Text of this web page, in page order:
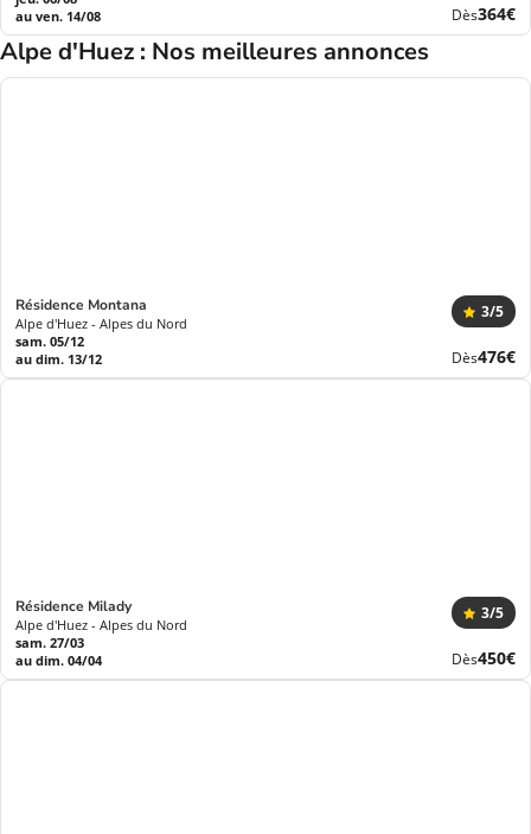
au ven. 14/08
Dès
prix
364€
Alpe d'Huez : Nos meilleures annonces
Résidence Montana
Alpe d'Huez - Alpes du Nord
3/5
sam. 05/12
au dim. 13/12
Dès
prix
476€
Résidence Milady
Alpe d'Huez - Alpes du Nord
3/5
sam. 27/03
au dim. 04/04
Dès
prix
450€